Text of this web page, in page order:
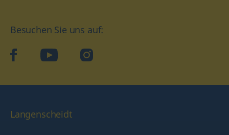
Besuchen Sie uns auf:
facebookYouTube Instagram
Langenscheidt